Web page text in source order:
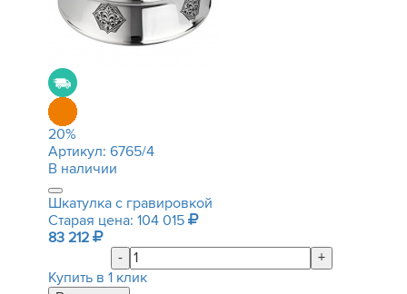
20%
Артикул: 6765/4
В наличии
Шкатулка с гравировкой
Старая цена: 104 015
83 212
-
+
Купить в 1 клик